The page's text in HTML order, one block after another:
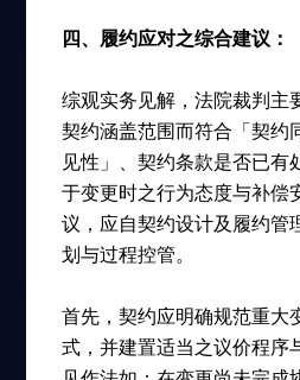
四、履约应对之综合建议：
综观实务见解，法院裁判主
契约涵盖范围而符合「契约
见性」、契约条款是否已有
于变更时之行为态度与补偿
议，应自契约设计及履约管
划与过程控管。
首先，契约应明确规范重大
式，并建置适当之议价程序